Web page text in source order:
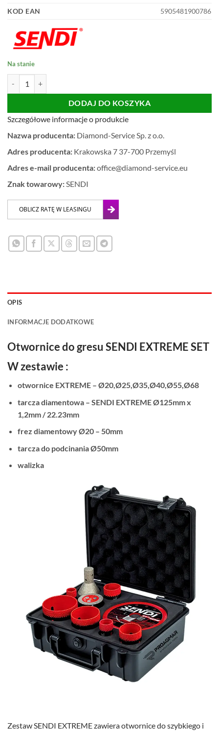
KOD EAN
5905481900786
Na stanie
DODAJ DO KOSZYKA
Szczegółowe informacje o produkcie
Nazwa producenta: Diamond-Service Sp. z o.o.
Adres producenta: Krakowska 7 37-700 Przemyśl
Adres e-mail producenta:office@diamond-service.eu
Znak towarowy: SENDI
OPIS
INFORMACJE DODATKOWE
Otwornice do gresu SENDI EXTREME SET
W zestawie :
otwornice EXTREME – Ø20,Ø25,Ø35,Ø40,Ø55,Ø68
tarcza diamentowa – SENDI EXTREME Ø125mm x
1,2mm / 22.23mm
frez diamentowy Ø20 – 50mm
tarcza do podcinania Ø50mm
walizka
Zestaw SENDI EXTREME zawiera otwornice do szybkiego i